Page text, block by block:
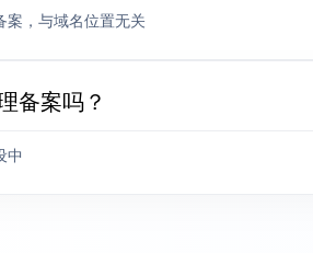
案，与域名位置无关
备案吗？
中